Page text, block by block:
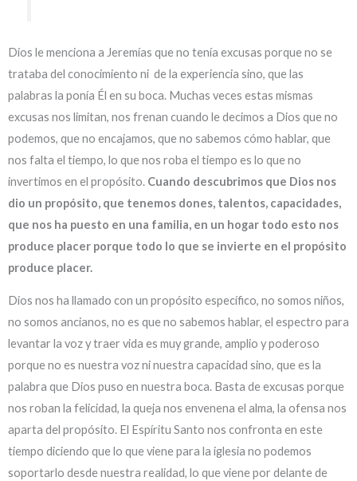
Dios le menciona a Jeremías que no tenía excusas porque no se
trataba del conocimiento ni de la experiencia sino, que las
palabras la ponía Él en su boca. Muchas veces estas mismas
excusas nos limitan, nos frenan cuando le decimos a Dios que no
podemos, que no encajamos, que no sabemos cómo hablar, que
nos falta el tiempo, lo que nos roba el tiempo es lo que no
invertimos en el propósito. Cuando descubrimos que Dios nos
dio un propósito, que tenemos dones, talentos, capacidades,
que nos ha puesto en una familia, en un hogar todo esto nos
produce placer porque todo lo que se invierte en el propósito
produce placer.
Dios nos ha llamado con un propósito específico, no somos niños,
no somos ancianos, no es que no sabemos hablar, el espectro para
levantar la voz y traer vida es muy grande, amplio y poderoso
porque no es nuestra voz ni nuestra capacidad sino, que es la
palabra que Dios puso en nuestra boca. Basta de excusas porque
nos roban la felicidad, la queja nos envenena el alma, la ofensa nos
aparta del propósito. El Espíritu Santo nos confronta en este
tiempo diciendo que lo que viene para la iglesia no podemos
soportarlo desde nuestra realidad, lo que viene por delante de